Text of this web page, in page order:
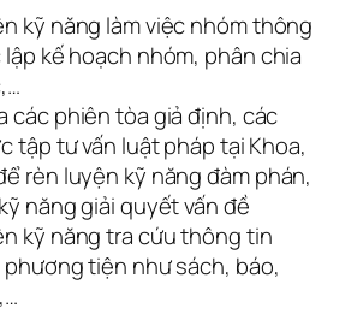
kỹ năng làm việc nhóm thông
kế hoạch nhóm, phân chia
các phiên tòa giả định, các
tập tư vấn luật pháp tại Khoa,
rèn luyện kỹ năng đàm phán,
năng giải quyết vấn đề
kỹ năng tra cứu thông tin
tiện như sách, báo,